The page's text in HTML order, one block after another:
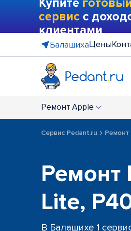
Купите
сервис с
клиентами
БалашихаЦены
Ремонт Apple
Сервис Pedant.ru
Ремонт
Lite,
В Балашихе 1